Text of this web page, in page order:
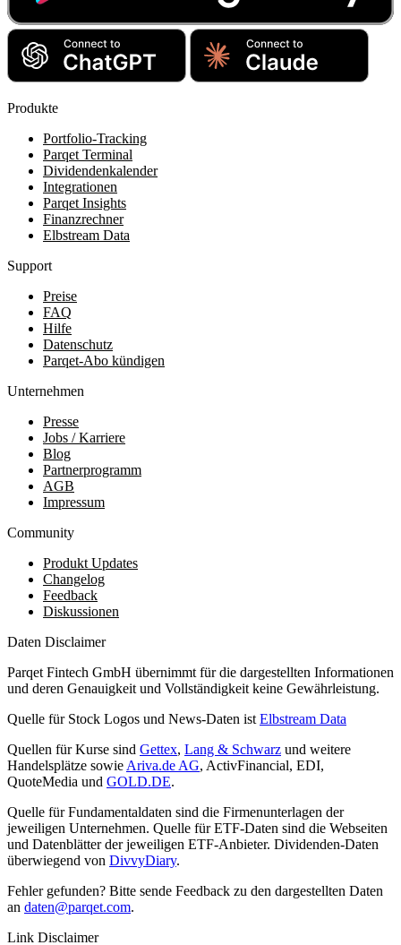
Produkte
Portfolio-Tracking
Parqet Terminal
Dividendenkalender
Integrationen
Parqet Insights
Finanzrechner
Elbstream Data
Support
Preise
FAQ
Hilfe
Datenschutz
Parqet-Abo kündigen
Unternehmen
Presse
Jobs / Karriere
Blog
Partnerprogramm
AGB
Impressum
Community
Produkt Updates
Changelog
Feedback
Diskussionen
Daten Disclaimer
Parqet Fintech GmbH übernimmt für die dargestellten Informationen
und deren Genauigkeit und Vollständigkeit keine Gewährleistung.
Quelle für Stock Logos und News-Daten ist Elbstream Data
Quellen für Kurse sind Gettex, Lang & Schwarz und weitere
Handelsplätze sowie Ariva.de AG, ActivFinancial, EDI,
QuoteMedia und GOLD.DE.
Quelle für Fundamentaldaten sind die Firmenunterlagen der
jeweiligen Unternehmen. Quelle für ETF-Daten sind die Webseiten
und Datenblätter der jeweiligen ETF-Anbieter. Dividenden-Daten
überwiegend von DivvyDiary.
Fehler gefunden? Bitte sende Feedback zu den dargestellten Daten
an daten@parqet.com.
Link Disclaimer